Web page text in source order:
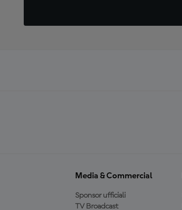
Media & Commercial
Sponsor ufficiali
TV Broadcast